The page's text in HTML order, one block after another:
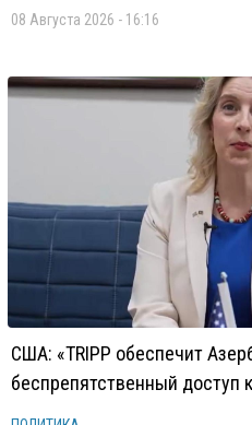
08 Августа 2026 - 16:16
США: «TRIPP обеспечит
беспрепятственный доступ